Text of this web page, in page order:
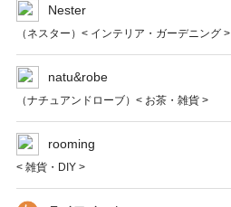
Nester
（ネスター）< インテリア・ガーデニング >
natu&robe
（ナチュアンドローブ）< お茶・雑貨 >
rooming
< 雑貨・DIY >